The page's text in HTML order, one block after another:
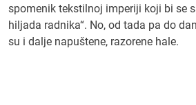
spomenik tekstilnoj imperiji koji bi se
hiljada radnika“. No, od tada pa do
su i dalje napuštene, razorene hale.